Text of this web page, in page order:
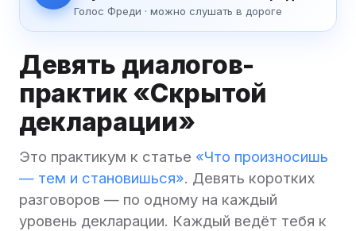
Голос Фреди · можно слушать в дороге
Девять диалогов-
практик «Скрытой
декларации»
Это практикум к статье «Что произносишь
— тем и становишься». Девять коротких
разговоров — по одному на каждый
уровень декларации. Каждый ведёт тебя к